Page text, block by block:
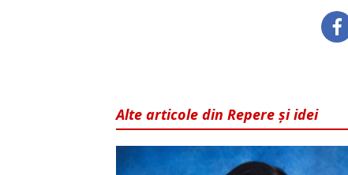
Alte articole din Repere și idei